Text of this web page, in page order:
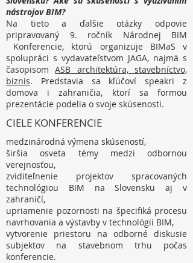
nástrojov BIM?
Na tieto a ďalšie otázky odpovie
pripravovaný 9. ročník Národnej BIM
Konferencie, ktorú organizuje BIMaS v
spolupráci s vydavateľstvom JAGA, najmä s
časopisomASB architektúra, stavebníctvo,
biznis. Predstavia sa kľúčoví speakri z
domova i zahraničia, ktorí sa formou
prezentácie podelia o svoje skúsenosti.
CIELE KONFERENCIE
medzinárodná výmena skúseností,
širšia osveta témy medzi odbornou
verejnosťou,
zviditeľnenie projektov spracovaných
technológiou BIM na Slovensku aj v
zahraničí,
upriamenie pozornosti na špecifiká procesu
navrhovania a výstavby v technológii BIM,
vytvorenie priestoru na odborné diskusie
subjektov na stavebnom trhu počas
konferencie.